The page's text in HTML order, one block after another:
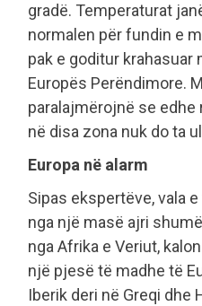
gradë. Temperaturat
normalen për fundin e
pak e goditur
Europës Perëndimore.
paralajmërojnë se
në disa zona nuk do ta
Europa në alarm
Sipas ekspertëve, vala
nga një masë ajri
nga Afrika e Veriut,
një pjesë të madhe të
Iberik deri në Greqi dhe